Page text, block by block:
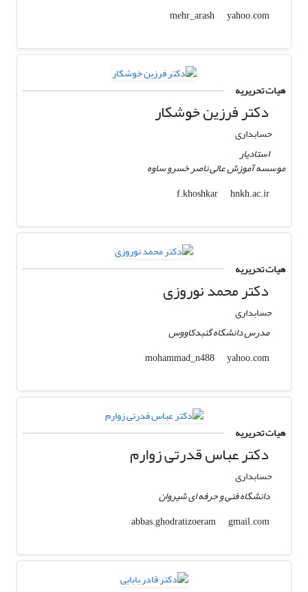
mehr_arash
yahoo.com
هیات تحریریه
دکتر فرزین خوشکار
حسابداری
استادیار
موسسه آموزش عالی ناصر خسرو ساوه
f.khoshkar
hnkh.ac.ir
هیات تحریریه
دکتر محمد نوروزی
حسابداری
مدرس دانشگاه گنبدکاووس
mohammad_n488
yahoo.com
هیات تحریریه
دکتر عباس قدرتی زوارم
حسابداری
دانشگاه فنی و حرفه ای شیروان
abbas.ghodratizoeram
gmail.com